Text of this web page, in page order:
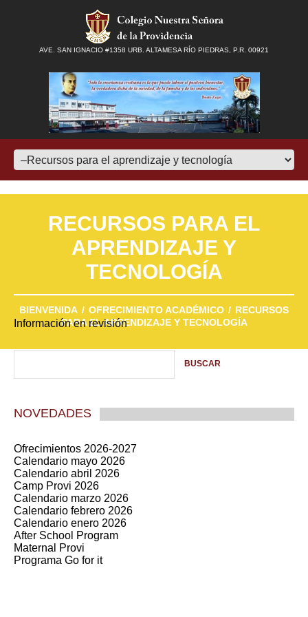
AVE. SAN IGNACIO #1358 URB. ALTAMESA RÍO PIEDRAS, P.R. 00921
RECURSOS PARA EL
APRENDIZAJE Y
TECNOLOGÍA
BIENVENIDA OFRECIMIENTO ACADÉMICO
RECURSOS
PARA EL APRENDIZAJE Y TECNOLOGÍA
Información en revisión
NOVEDADES
Ofrecimientos 2026-2027
Calendario mayo 2026
Calendario abril 2026
Camp Provi 2026
Calendario marzo 2026
Calendario febrero 2026
Calendario enero 2026
After School Program
Maternal Provi
Programa Go for it